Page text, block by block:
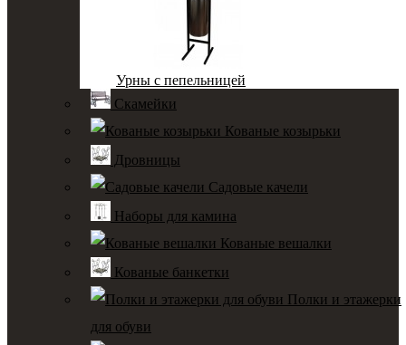
Урны с пепельницей
Скамейки
Кованые козырьки
Дровницы
Садовые качели
Наборы для камина
Кованые вешалки
Кованые банкетки
Полки и этажерки
для обуви